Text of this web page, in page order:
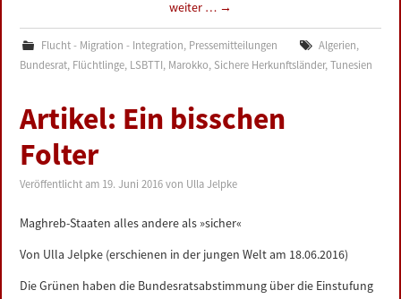
weiter … →
Flucht - Migration - Integration, Pressemitteilungen Algerien,
Bundesrat, Flüchtlinge, LSBTTI, Marokko, Sichere Herkunftsländer,Tunesien
Artikel: Ein bisschen
Folter
Veröffentlicht am 19. Juni 2016 von Ulla Jelpke
Maghreb-Staaten alles andere als »sicher«
Von Ulla Jelpke (erschienen in der jungen Welt am 18.06.2016)
Die Grünen haben die Bundesratsabstimmung über die Einstufung